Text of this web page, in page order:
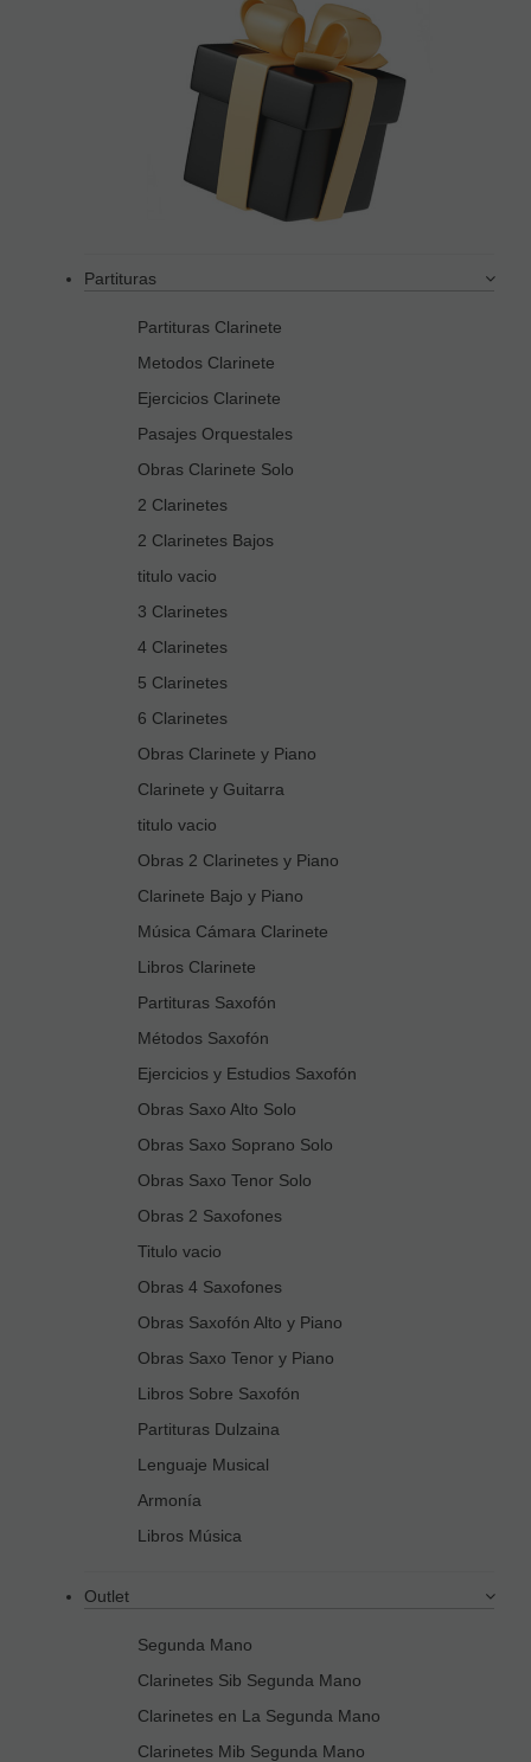
Partituras
Partituras Clarinete
Metodos Clarinete
Ejercicios Clarinete
Pasajes Orquestales
Obras Clarinete Solo
2 Clarinetes
2 Clarinetes Bajos
titulo vacio
3 Clarinetes
4 Clarinetes
5 Clarinetes
6 Clarinetes
Obras Clarinete y Piano
Clarinete y Guitarra
titulo vacio
Obras 2 Clarinetes y Piano
Clarinete Bajo y Piano
Música Cámara Clarinete
Libros Clarinete
Partituras Saxofón
Métodos Saxofón
Ejercicios y Estudios Saxofón
Obras Saxo Alto Solo
Obras Saxo Soprano Solo
Obras Saxo Tenor Solo
Obras 2 Saxofones
Titulo vacio
Obras 4 Saxofones
Obras Saxofón Alto y Piano
Obras Saxo Tenor y Piano
Libros Sobre Saxofón
Partituras Dulzaina
Lenguaje Musical
Armonía
Libros Música
Outlet
Segunda Mano
Clarinetes Sib Segunda Mano
Clarinetes en La Segunda Mano
Clarinetes Mib Segunda Mano